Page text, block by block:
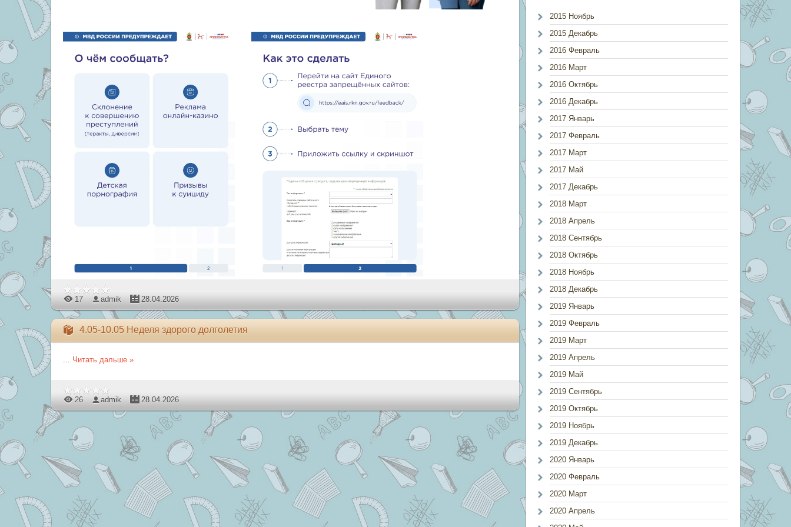
17 admik 28.04.2026
4.05-10.05 Неделя здорого долголетия
... Читать дальше »
26 admik 28.04.2026
2015 Ноябрь
2015 Декабрь
2016 Февраль
2016 Март
2016 Октябрь
2016 Декабрь
2017 Январь
2017 Февраль
2017 Март
2017 Май
2017 Декабрь
2018 Март
2018 Апрель
2018 Сентябрь
2018 Октябрь
2018 Ноябрь
2018 Декабрь
2019 Январь
2019 Февраль
2019 Март
2019 Апрель
2019 Май
2019 Сентябрь
2019 Октябрь
2019 Ноябрь
2019 Декабрь
2020 Январь
2020 Февраль
2020 Март
2020 Апрель